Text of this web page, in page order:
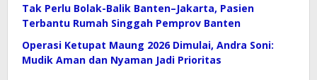
Tak Perlu Bolak-Balik Banten–Jakarta, Pasien
Terbantu Rumah Singgah Pemprov Banten
Operasi Ketupat Maung 2026 Dimulai, Andra Soni:
Mudik Aman dan Nyaman Jadi Prioritas